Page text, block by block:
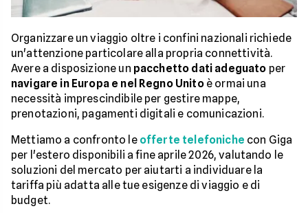
Organizzare un viaggio oltre i confini nazionali richiede
un'attenzione particolare alla propria connettività.
Avere a disposizione un pacchetto dati adeguato per
navigare in Europa e nel Regno Unitoè ormai una
necessità imprescindibile per gestire mappe,
prenotazioni, pagamenti digitali e comunicazioni.
Mettiamo a confronto le offerte telefoniche con Giga
per l'estero disponibili a fine aprile 2026, valutando le
soluzioni del mercato per aiutarti a individuare la
tariffa più adatta alle tue esigenze di viaggio e di
budget.